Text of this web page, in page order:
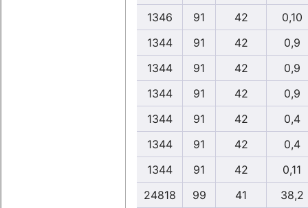
1346
91 42
0,10
1344
91 42
0,9
1344
91 42
0,9
1344
91 42
0,9
1344
91 42
0,4
1344
91 42
0,4
1344
91 42
0,11
24818
99 41
38,2